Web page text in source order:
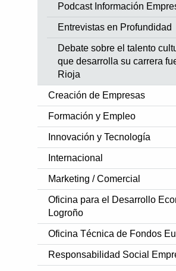
Podcast Información
Entrevistas en Profundidad
Debate sobre el talento
que desarrolla su carrera
Rioja
Creación de Empresas
Formación y Empleo
Innovación y Tecnología
Internacional
Marketing / Comercial
Oficina para el Desarrollo
Logroño
Oficina Técnica de Fondos
Responsabilidad Social